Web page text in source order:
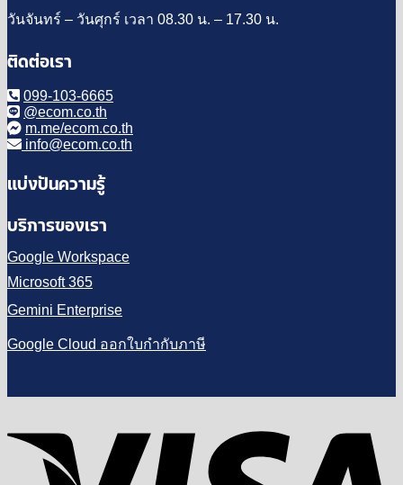
วันจันทร์ – วันศุกร์ เวลา 08.30 น. – 17.30 น.
ติดต่อเรา
099-103-6665
@ecom.co.th
m.me/ecom.co.th
info@ecom.co.th
แบ่งปันความรู้
บริการของเรา
Google Workspace
Microsoft 365
Gemini Enterprise
Google Cloud ออกใบกำกับภาษี